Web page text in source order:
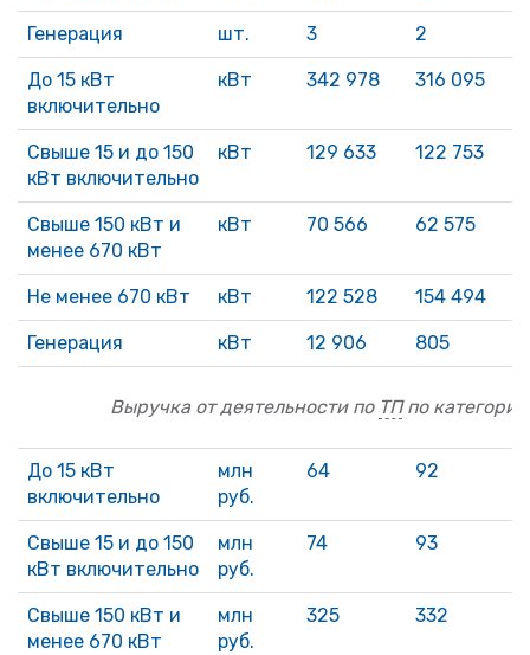
Генерация шт. 3 2
До 15 кВт
включительно
кВт 342 978 316 095
Свыше 15 и до 150
кВт включительно
кВт 129 633 122 753
Свыше 150 кВт и
менее 670 кВт
кВт 70 566 62 575
Не менее 670 кВт кВт 122 528 154 494
Генерация кВт 12 906 805
Выручка от деятельности по ТПпо
До 15 кВт
включительно
млн
руб.
64 92
Свыше 15 и до 150
кВт включительно
млн
руб.
74 93
Свыше 150 кВт и
менее 670 кВт
млн
руб.
325 332